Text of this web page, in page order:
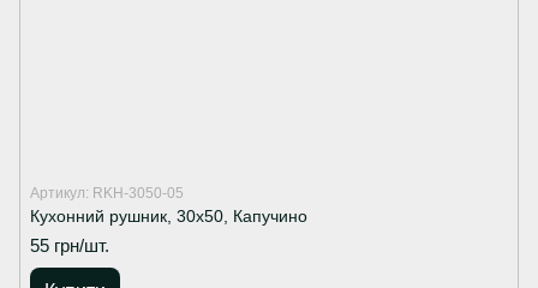
Артикул: RKH-3050-05
Кухонний рушник, 30х50, Капучино
55 грн/шт.